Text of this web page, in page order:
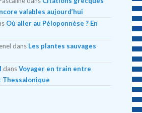
valables aujourd’hui
Où aller au Péloponnèse ? En
dans Les plantes sauvages
dansVoyager en train entre
Thessalonique